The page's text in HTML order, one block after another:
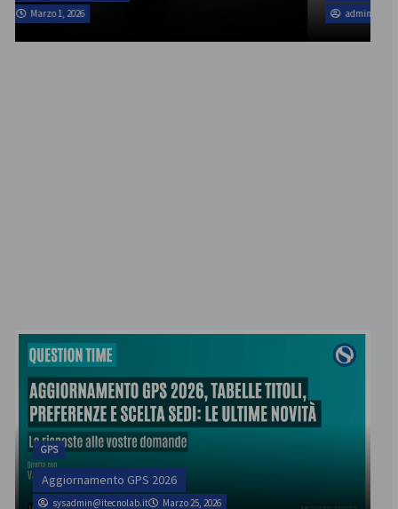
admin
GPS
Aggiornamento GPS 2026
sysadmin@itecnolab.it Marzo 25, 2026